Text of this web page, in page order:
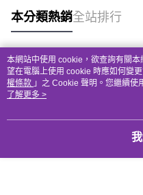
本分類熱銷全站排行
熱門標籤
本網站中使用 cookie，欲查詢有關
望在電腦上使用 cookie 時應如何變
權條款 」之 Cookie 聲明。您繼續使
用條款之 Cookie 聲明使用 cookie。
了解更多 >